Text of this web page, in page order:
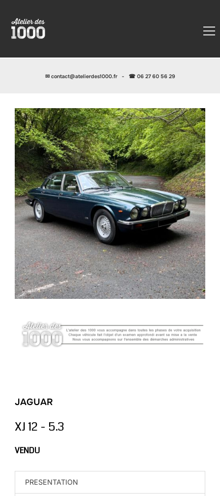
✉ contact@atelierdes1000.fr- ☎ 06 27 60 56 29
JAGUAR
XJ 12 - 5.3
VENDU
PRESENTATION